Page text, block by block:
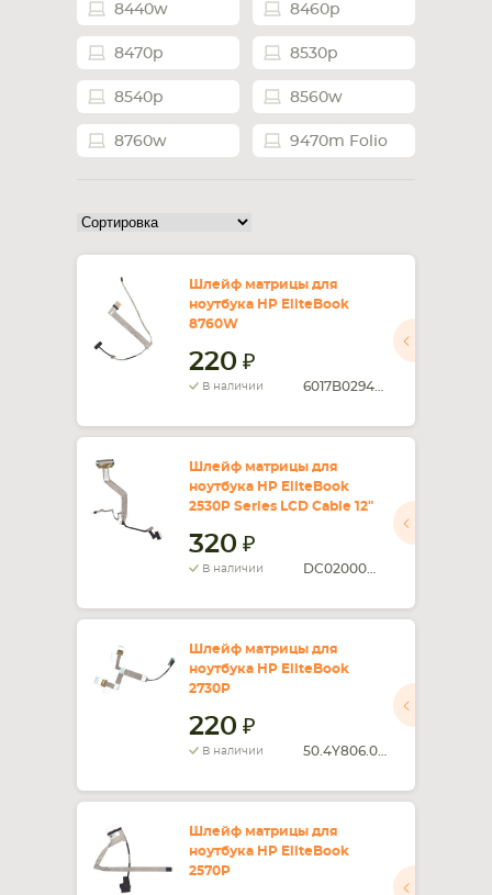
СМАРТФОНА КОМПЛЕКТУЮЩИЕ
8440w 8460p
8470p 8530p
8540p 8560w
8760w 9470m Folio
Шлейф матрицы для
ноутбука HP EliteBook
8760W
220
В наличии
Шлейф матрицы для
ноутбука HP EliteBook
2530P Series LCD Cable 12"
320
В наличии
Шлейф матрицы для
ноутбука HP EliteBook
2730P
220
В наличии
Шлейф матрицы для
ноутбука HP EliteBook
2570P